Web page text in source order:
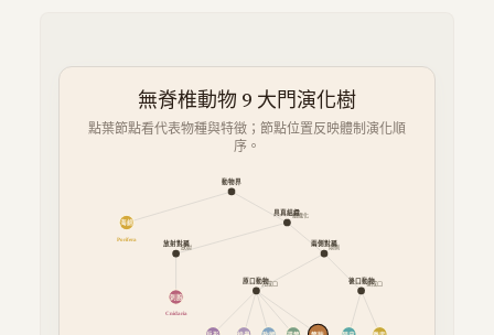
無脊椎動物 9 大門演化樹
點葉節點看代表物種與特徵；節點位置反映體制演化順
序。
組織化
放射 兩側
先成口 後成口
動物界
具真組織
放射對稱 兩側對稱
原口動物 後口動物
海綿
Porifera
刺胞
Cnidaria